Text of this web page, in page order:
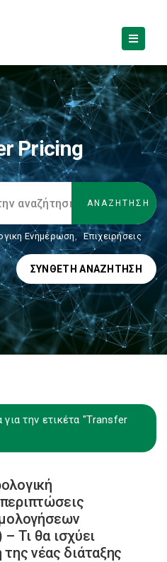
Pricing
Ενημέρωση, Επιχειρήσεις
ΣΎΝΘΕΤΗ ΑΝΑΖΉΤΗΣΗ
την ετικέτα "Transfer
Τι θα ισχύει
νέας διάταξης